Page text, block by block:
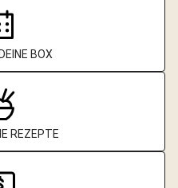
BOX
REZEPTE